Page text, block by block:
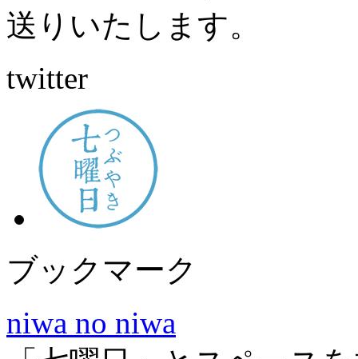
送りいたします。
twitter
ブックマーク
niwa no niwa